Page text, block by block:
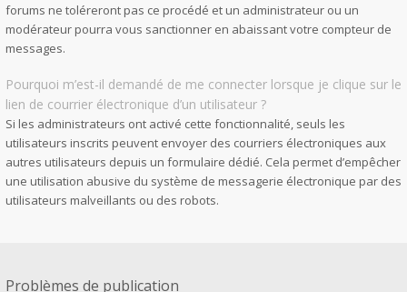
forums ne toléreront pas ce procédé et un administrateur ou un
modérateur pourra vous sanctionner en abaissant votre compteur de
messages.
Pourquoi m’est-il demandé de me connecter lorsque je clique sur le
lien de courrier électronique d’un utilisateur ?
Si les administrateurs ont activé cette fonctionnalité, seuls les
utilisateurs inscrits peuvent envoyer des courriers électroniques aux
autres utilisateurs depuis un formulaire dédié. Cela permet d’empêcher
une utilisation abusive du système de messagerie électronique par des
utilisateurs malveillants ou des robots.
Problèmes de publication